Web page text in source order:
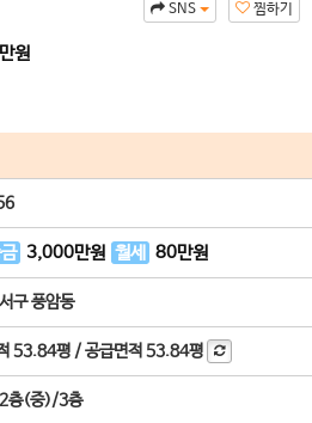
찜하기
SNS
만원
3,000만원 월세 80만원
구 풍암동
53.84평 /공급면적53.84평
층(중)/3층